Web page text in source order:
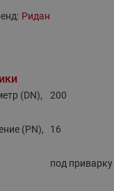
Ридан
(DN),
200
(PN),
16
под приварку